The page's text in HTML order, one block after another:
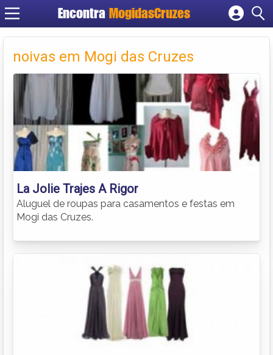
Encontra MogidasCruzes
Cadastrar empresa
Criar conta
noivas em Mogi das Cruzes
La Jolie Trajes A Rigor
Aluguel de roupas para casamentos e festas em
Mogi das Cruzes.